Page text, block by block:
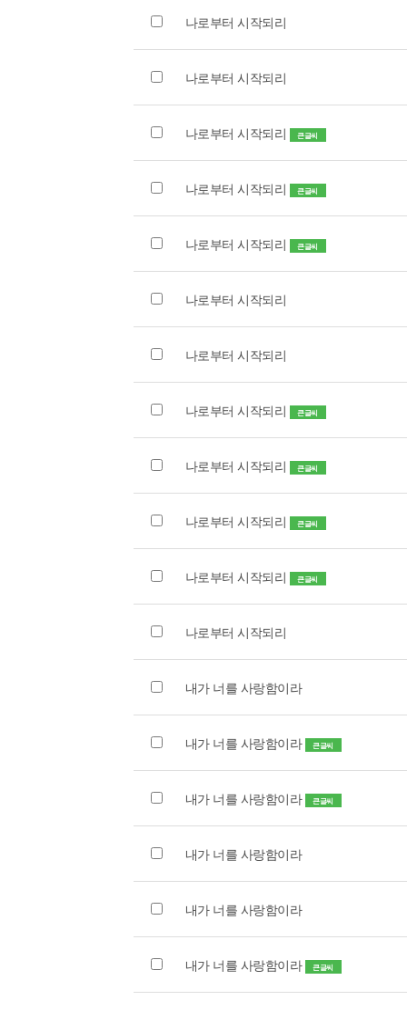
나로부터 시작되리
나로부터 시작되리
나로부터 시작되리 큰글씨
나로부터 시작되리 큰글씨
나로부터 시작되리 큰글씨
나로부터 시작되리
나로부터 시작되리
나로부터 시작되리 큰글씨
나로부터 시작되리 큰글씨
나로부터 시작되리 큰글씨
나로부터 시작되리 큰글씨
나로부터 시작되리
내가 너를 사랑함이라
내가 너를 사랑함이라 큰글씨
내가 너를 사랑함이라 큰글씨
내가 너를 사랑함이라
내가 너를 사랑함이라
내가 너를 사랑함이라 큰글씨